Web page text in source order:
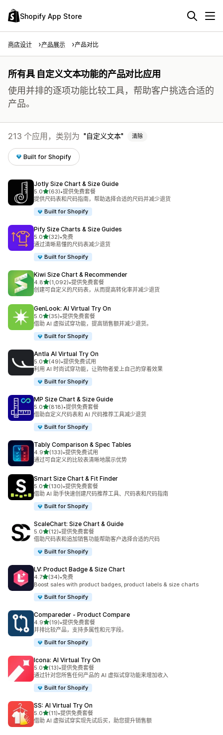
Shopify App Store
商店设计 产品展示 产品对比
所有具 自定义文本功能的产品对比应用
使用并排的逐项功能比较工具，帮助客户挑选合适的
产品。
213 个应用，类别为 自定义文本 清除
Built for Shopify
Jotly Size Chart & Size Guide
5.0星（满分 5 星）
(63)
总共 63 条评论
•提供免费套餐
提供尺码表和尺码指南，帮助选择合适的尺码并减少退货
Built for Shopify
Pify Size Charts & Size Guides
5.0星（满分 5 星）
(32)
总共 32 条评论
•免费
通过清晰易懂的尺码表减少退货
Built for Shopify
Kiwi Size Chart & Recommender
4.8星（满分 5 星）
(1,092)
总共 1092 条评论
•提供免费套餐
创建可自定义的尺码表，从而提高转化率并减少退货
GenLook: AI Virtual Try On
5.0星（满分 5 星）
(35)
总共 35 条评论
•提供免费套餐
借助 AI 虚拟试穿功能，提高销售额并减少退货。
Built for Shopify
Antla AI Virtual Try On
5.0星（满分 5 星）
(49)
总共 49 条评论
•提供免费试用
利用 AI 时尚试穿功能，让购物者爱上自己的穿着效果
Built for Shopify
MP Size Chart & Size Guide
5.0星（满分 5 星）
(818)
总共 818 条评论
•提供免费套餐
借助自定义尺码表和 AI 尺码推荐工具减少退货
Built for Shopify
Tably Comparison & Spec Tables
4.9星（满分 5 星）
(133)
总共 133 条评论
•提供免费试用
通过可自定义的比较表清晰地展示优势
Smart Size Chart & Fit Finder
5.0星（满分 5 星）
(130)
总共 130 条评论
•提供免费套餐
借助 AI 助手快速创建尺码推荐工具、尺码表和尺码指南
Built for Shopify
ScaleChart: Size Chart & Guide
5.0星（满分 5 星）
(12)
总共 12 条评论
•提供免费套餐
借助尺码表和追加销售功能帮助客户选择合适的尺码
Built for Shopify
LV: Product Badge & Size Chart
4.7星（满分 5 星）
(34)
总共 34 条评论
•免费
Boost sales with product badges, product labels & size charts
Built for Shopify
Compareder ‑ Product Compare
4.9星（满分 5 星）
(19)
总共 19 条评论
•提供免费套餐
并排比较产品，支持多属性和元字段。
Built for Shopify
Icona: AI Virtual Try On
5.0星（满分 5 星）
(13)
总共 13 条评论
•提供免费套餐
通过针对您所售任何产品的 AI 虚拟试穿功能来增加收入
Built for Shopify
SS: AI Virtual Try On
5.0星（满分 5 星）
(11)
总共 11 条评论
•提供免费套餐
借助 AI 虚拟试穿实现先试后买，助您提升销售额